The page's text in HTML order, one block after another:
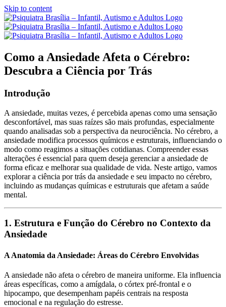
Skip to content
Como a Ansiedade Afeta o Cérebro:
Descubra a Ciência por Trás
Introdução
A ansiedade, muitas vezes, é percebida apenas como uma sensação
desconfortável, mas suas raízes são mais profundas, especialmente
quando analisadas sob a perspectiva da neurociência. No cérebro, a
ansiedade modifica processos químicos e estruturais, influenciando o
modo como reagimos a situações cotidianas. Compreender essas
alterações é essencial para quem deseja gerenciar a ansiedade de
forma eficaz e melhorar sua qualidade de vida. Neste artigo, vamos
explorar a ciência por trás da ansiedade e seu impacto no cérebro,
incluindo as mudanças químicas e estruturais que afetam a saúde
mental.
1. Estrutura e Função do Cérebro no Contexto da
Ansiedade
A Anatomia da Ansiedade: Áreas do Cérebro Envolvidas
A ansiedade não afeta o cérebro de maneira uniforme. Ela influencia
áreas específicas, como a amígdala, o córtex pré-frontal e o
hipocampo, que desempenham papéis centrais na resposta
emocional e na regulação do estresse.